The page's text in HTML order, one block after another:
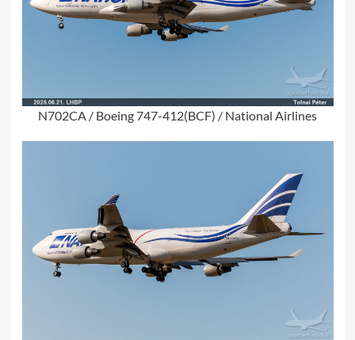
N702CA / Boeing 747-412(BCF) / National Airlines